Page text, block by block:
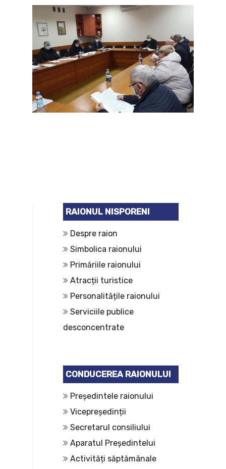
RAIONUL NISPORENI
Despre raion
Simbolica raionului
Primăriile raionului
Atracții turistice
Personalitățile raionului
Serviciile publice
desconcentrate
CONDUCEREA RAIONULUI
Președintele raionului
Vicepreședinții
Secretarul consiliului
Aparatul Președintelui
Activități săptămânale